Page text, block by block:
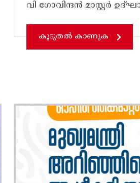
വി ഗോവിന്ദൻ മാസ്റ്റർ
കൂടുതൽ കാണുക